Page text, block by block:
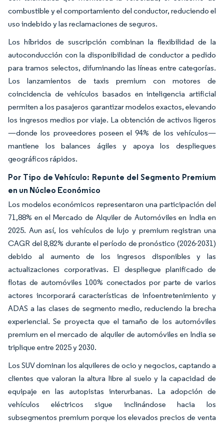
combustible y el comportamiento del conductor, reduciendo el
uso indebido y las reclamaciones de seguros.
Los híbridos de suscripción combinan la flexibilidad de la
autoconducción con la disponibilidad de conductor a pedido
para tramos selectos, difuminando las líneas entre categorías.
Los lanzamientos de taxis premium con motores de
coincidencia de vehículos basados en inteligencia artificial
permiten a los pasajeros garantizar modelos exactos, elevando
los ingresos medios por viaje. La obtención de activos ligeros
—donde los proveedores poseen el 94% de los vehículos—
mantiene los balances ágiles y apoya los despliegues
geográficos rápidos.
Por Tipo de Vehículo: Repunte del Segmento Premium
en un Núcleo Económico
Los modelos económicos representaron una participación del
71,88% en el Mercado de Alquiler de Automóviles en India en
2025. Aun así, los vehículos de lujo y premium registran una
CAGR del 8,82% durante el período de pronóstico (2026-2031)
debido al aumento de los ingresos disponibles y las
actualizaciones corporativas. El despliegue planificado de
flotas de automóviles 100% conectados por parte de varios
actores incorporará características de infoentretenimiento y
ADAS a las clases de segmento medio, reduciendo la brecha
experiencial. Se proyecta que el tamaño de los automóviles
premium en el mercado de alquiler de automóviles en India se
triplique entre 2025 y 2030.
Los SUV dominan los alquileres de ocio y negocios, captando a
clientes que valoran la altura libre al suelo y la capacidad de
equipaje en las autopistas interurbanas. La adopción de
vehículos eléctricos sigue inclinándose hacia los
subsegmentos premium porque los elevados precios de venta